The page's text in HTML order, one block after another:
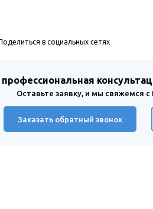
в социальных сетях
Оставьте заявку, и мы свяжемся
Заказать обратный звонок